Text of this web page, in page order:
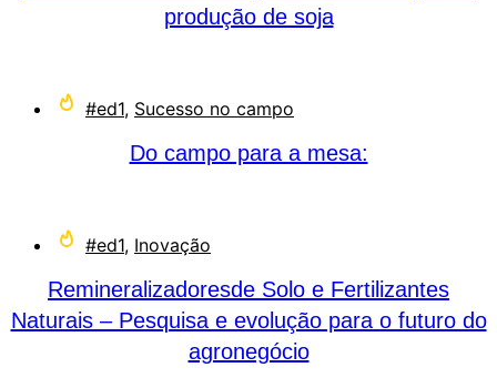
produção de soja
#ed1, Sucesso no campo
Do campo para a mesa:
#ed1, Inovação
Remineralizadoresde Solo e Fertilizantes
Naturais – Pesquisa e evolução para o futuro do
agronegócio